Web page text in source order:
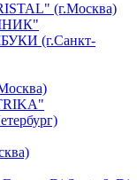
(г.Москва)
(г.Санкт-